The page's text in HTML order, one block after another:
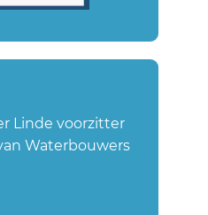
Linde voorzitter
Waterbouwers